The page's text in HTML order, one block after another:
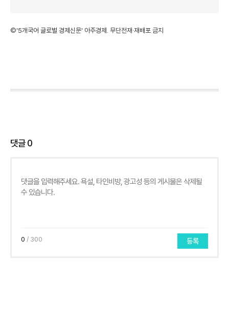
©'5개국어 글로벌 경제신문' 아주경제. 무단전재·재배포 금지
댓글0
0 / 300 등록